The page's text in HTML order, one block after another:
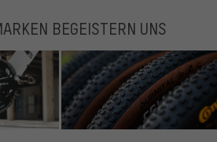
BEGEISTERN UNS